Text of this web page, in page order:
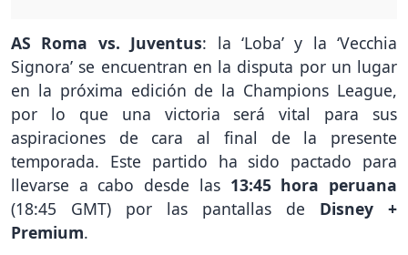
AS Roma vs. Juventus: la ‘Loba’ y la ‘Vecchia
Signora’ se encuentran en la disputa por un lugar
en la próxima edición de la Champions League,
por lo que una victoria será vital para sus
aspiraciones de cara al final de la presente
temporada. Este partido ha sido pactado para
llevarse a cabo desde las 13:45 hora peruana
(18:45 GMT) por las pantallas de Disney +
Premium.